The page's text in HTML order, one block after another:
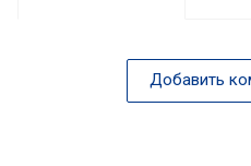
Добавить